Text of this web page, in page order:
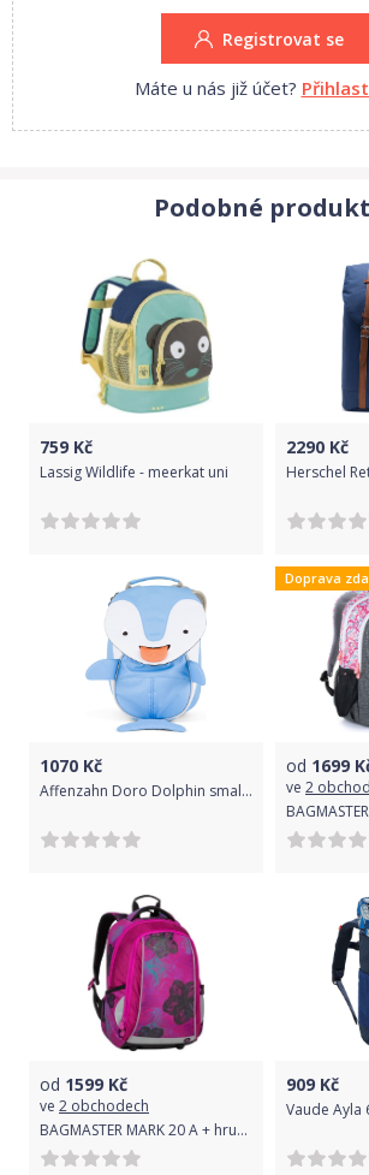
Registrovat se
Máte u nás již účet?
Podobné
759 Kč
Lassig Wildlife - meerkat uni
2290 Kč
1070 Kč
Affenzahn Doro Dolphin small - blue uni
Doprava
od 1699
ve 2
od 1599 Kč
ve 2 obchodech
BAGMASTER MARK 20 A + hrudní pásek
909 Kč
Vaude Ayla